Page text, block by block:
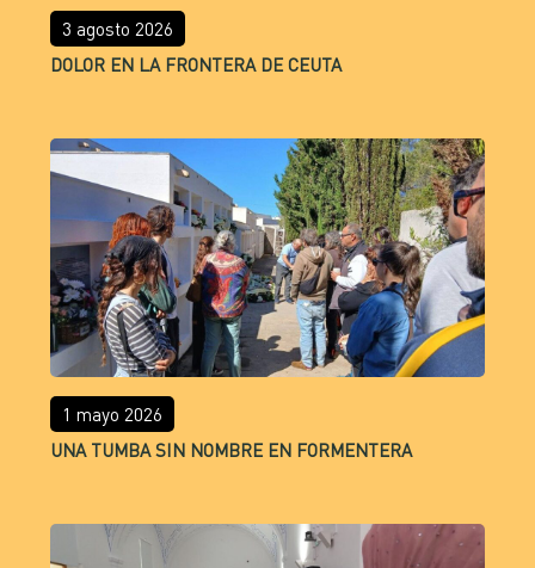
3 agosto 2026
DOLOR EN LA FRONTERA DE CEUTA
1 mayo 2026
UNA TUMBA SIN NOMBRE EN FORMENTERA